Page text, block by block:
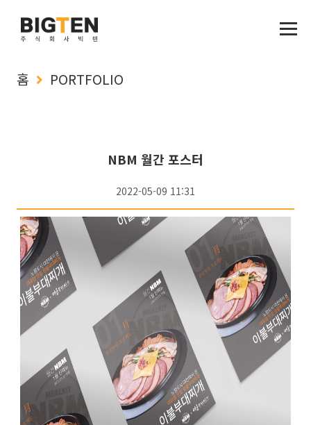
홈 PORTFOLIO
NBM 월간 포스터
2022-05-09 11:31